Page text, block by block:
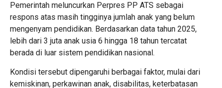
Pemerintah meluncurkan Perpres PP ATS sebagai
respons atas masih tingginya jumlah anak yang belum
mengenyam pendidikan. Berdasarkan data tahun 2025,
lebih dari 3 juta anak usia 6 hingga 18 tahun tercatat
berada di luar sistem pendidikan nasional.
Kondisi tersebut dipengaruhi berbagai faktor, mulai dari
kemiskinan, perkawinan anak, disabilitas, keterbatasan